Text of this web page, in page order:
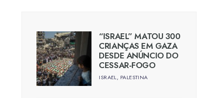
“ISRAEL” MATOU 300
CRIANÇAS EM GAZA
DESDE ANÚNCIO DO
CESSAR-FOGO
ISRAEL, PALESTINA